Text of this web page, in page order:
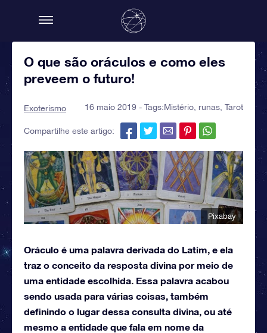
O que são oráculos e como eles
preveem o futuro!
Exoterismo 16 maio 2019 - Tags:Mistério runas Tarot
Compartilhe este artigo:
Pixabay
Oráculo é uma palavra derivada do Latim, e ela
traz o conceito da resposta divina por meio de
uma entidade escolhida. Essa palavra acabou
sendo usada para várias coisas, também
definindo o lugar dessa consulta divina, ou até
mesmo a entidade que fala em nome da